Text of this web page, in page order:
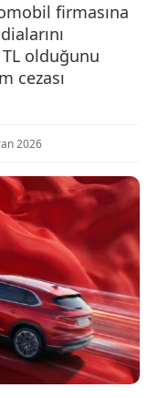
firmasına
TL olduğunu
cezası
2026